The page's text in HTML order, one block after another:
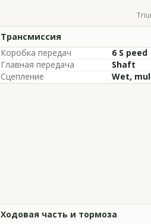
Трансмиссия
Коробка передач
6 S peed
Главная передача
Shaft
Сцепление
Wet,
Ходовая часть и тормоза